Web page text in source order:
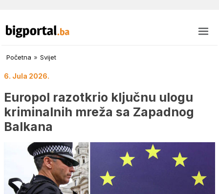
Početna » Svijet
6. Jula 2026.
Europol razotkrio ključnu ulogu
kriminalnih mreža sa Zapadnog
Balkana